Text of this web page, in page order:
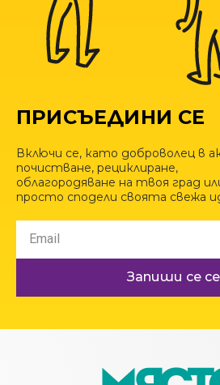
ПРИСЪЕДИНИ СЕ
Включи се, като доброволец в
почистване, рециклиране,
облагородяване на твоя град
просто сподели своята свежа
Запиши се